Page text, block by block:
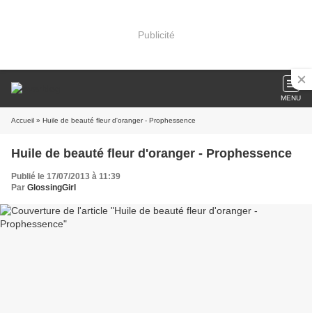
Publicité
MENU
Accueil » Huile de beauté fleur d'oranger - Prophessence
Huile de beauté fleur d'oranger - Prophessence
Publié le 17/07/2013 à 11:39
Par GlossingGirl